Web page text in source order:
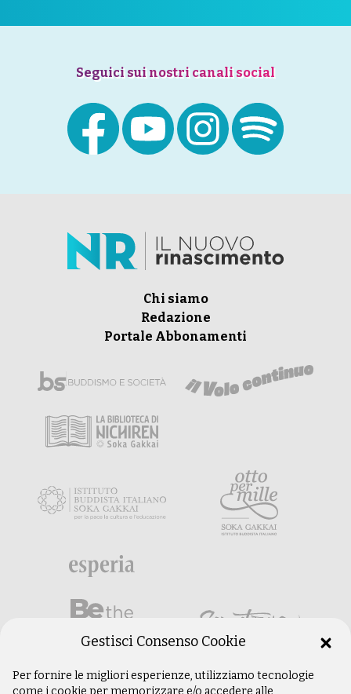
Seguici sui nostri canali social
Chi siamo
Redazione
Portale Abbonamenti
Gestisci Consenso Cookie
Per fornire le migliori esperienze, utilizziamo tecnologie
come i cookie per memorizzare e/o accedere alle